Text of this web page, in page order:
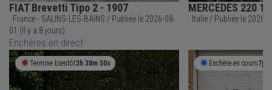
FIAT Brevetti Tipo 2 - 1907
France - SALINS-LES-BAINS / Publiée le 2026-08-
01 (Il y a 8 jours)
MERCEDES 220
Italie / Publiée
Enchères en direct
Termine bientôt3h 38m 49s Enchère en cours7j